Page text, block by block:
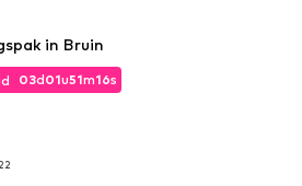
03d01u51m15s
03d01u51m15s
in Bruin